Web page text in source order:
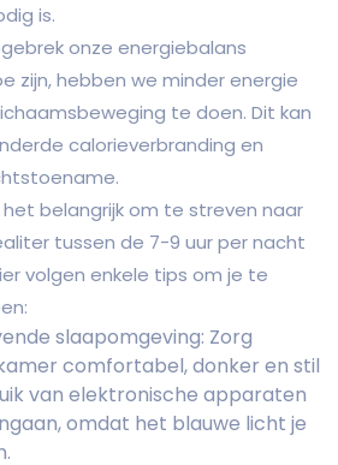
is.
onze energiebalans
zijn, hebben we minder energie
te doen. Dit kan
calorieverbranding en
belangrijk om te streven naar
tussen de 7-9 uur per nacht
volgen enkele tips om je te
slaapomgeving: Zorg
comfortabel, donker en stil
van elektronische apparaten
omdat het blauwe licht je